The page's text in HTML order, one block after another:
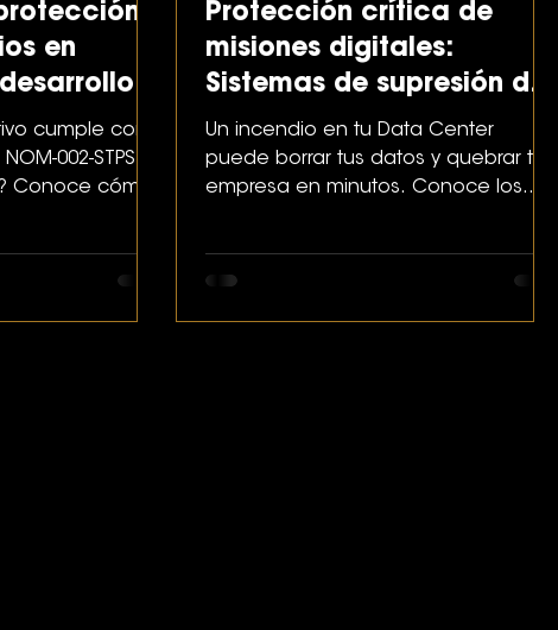
en
integridad
cumple con
002-STPS y
Conoce cómo
Protección crítica de
misiones digitales:
Sistemas de supresión de
incendios inundación
total en Data Centers y
Sites de TI
Un incendio en tu Data Center
puede borrar tus datos y quebrar tu
empresa en minutos. Conoce los